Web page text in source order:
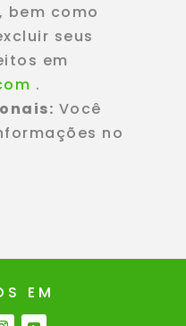
bem como
seus
em
.
Você
no
EM